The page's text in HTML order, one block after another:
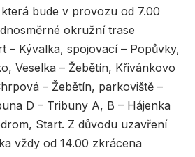
bude v provozu od 7.00
okružní trase
– Kývalka, spojovací – Popůvky,
Veselka – Žebětín, Křivánkovo
– Žebětín, parkoviště –
D – Tribuny A, B – Hájenka
Start. Z důvodu uzavření
vždy od 14.00 zkrácena